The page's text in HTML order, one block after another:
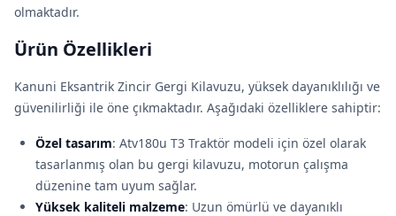
olmaktadır.
Ürün Özellikleri
Kanuni Eksantrik Zincir Gergi Kilavuzu, yüksek dayanıklılığı ve
güvenilirliği ile öne çıkmaktadır. Aşağıdaki özelliklere sahiptir:
Özel tasarım: Atv180u T3 Traktör modeli için özel olarak
tasarlanmış olan bu gergi kilavuzu, motorun çalışma
düzenine tam uyum sağlar.
Yüksek kaliteli malzeme: Uzun ömürlü ve dayanıklı